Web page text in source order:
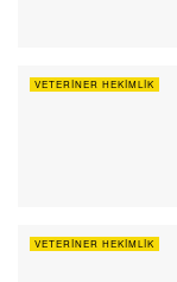
VETERINER HEKIMLIK
VETERINER HEKIMLIK